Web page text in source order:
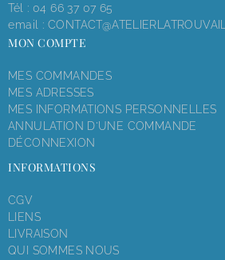
Tél : 04 66 37 07 65
email :
MON COMPTE
MES COMMANDES
MES ADRESSES
MES INFORMATIONS PERSONNELLES
ANNULATION D'UNE COMMANDE
DÉCONNEXION
INFORMATIONS
CGV
LIENS
LIVRAISON
QUI SOMMES NOUS